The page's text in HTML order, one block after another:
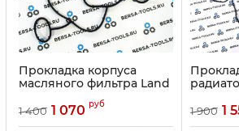
Прокладка корпуса
масляного фильтра Land
Rover LR001262
1 400 1 070 руб
Rover
1 900 1